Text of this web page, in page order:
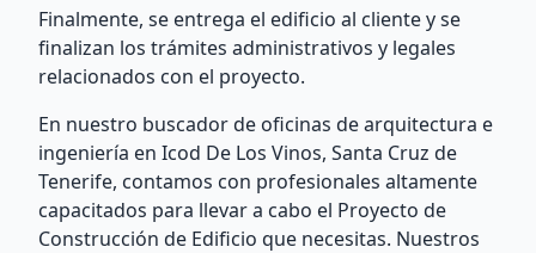
Finalmente, se entrega el edificio al cliente y se
finalizan los trámites administrativos y legales
relacionados con el proyecto.
En nuestro buscador de oficinas de arquitectura e
ingeniería en Icod De Los Vinos, Santa Cruz de
Tenerife, contamos con profesionales altamente
capacitados para llevar a cabo el Proyecto de
Construcción de Edificio que necesitas. Nuestros